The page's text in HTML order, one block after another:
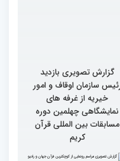
گزارش تصویری بازدید
رئیس سازمان اوقاف و امور
خیریه از غرفه های
نمایشگاهی چهلمین دوره